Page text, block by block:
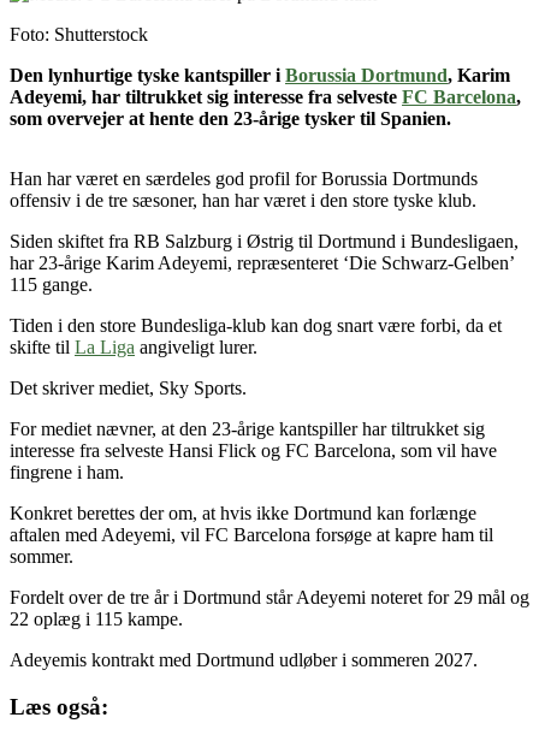
Foto: Shutterstock
Den lynhurtige tyske kantspiller i Borussia Dortmund, Karim
Adeyemi, har tiltrukket sig interesse fra selveste FC Barcelona,
som overvejer at hente den 23-årige tysker til Spanien.
Han har været en særdeles god profil for Borussia Dortmunds
offensiv i de tre sæsoner, han har været i den store tyske klub.
Siden skiftet fra RB Salzburg i Østrig til Dortmund i Bundesligaen,
har 23-årige Karim Adeyemi, repræsenteret ‘Die Schwarz-Gelben’
115 gange.
Tiden i den store Bundesliga-klub kan dog snart være forbi, da et
skifte til La Liga angiveligt lurer.
Det skriver mediet, Sky Sports.
For mediet nævner, at den 23-årige kantspiller har tiltrukket sig
interesse fra selveste Hansi Flick og FC Barcelona, som vil have
fingrene i ham.
Konkret berettes der om, at hvis ikke Dortmund kan forlænge
aftalen med Adeyemi, vil FC Barcelona forsøge at kapre ham til
sommer.
Fordelt over de tre år i Dortmund står Adeyemi noteret for 29 mål og
22 oplæg i 115 kampe.
Adeyemis kontrakt med Dortmund udløber i sommeren 2027.
Læs også: